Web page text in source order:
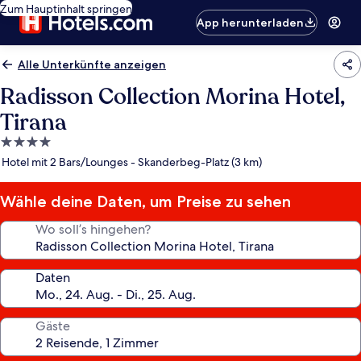
Zum Hauptinhalt springen
App herunterladen
Alle Unterkünfte anzeigen
Radisson Collection Morina Hotel,
Tirana
4.0-
Sterne-
Hotel mit 2 Bars/Lounges - Skanderbeg-Platz (3 km)
Wähle deine Daten, um Preise zu sehen
Wo soll’s hingehen?
Daten
Gäste